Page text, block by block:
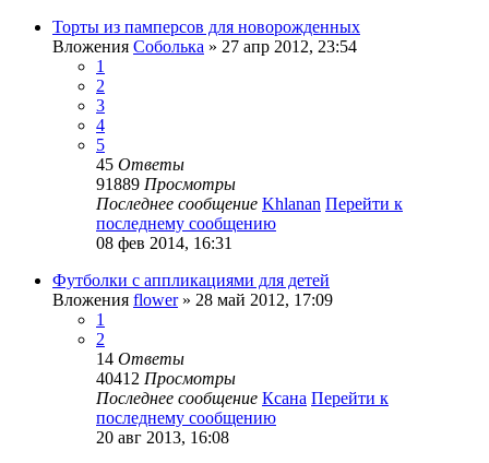
Торты из памперсов для новорожденных
Вложения Соболька » 27 апр 2012, 23:54
1
2
3
4
5
45 Ответы
91889 Просмотры
Последнее сообщение Khlanan Перейти к
последнему сообщению
08 фев 2014, 16:31
Футболки с аппликациями для детей
Вложения flower» 28 май 2012, 17:09
1
2
14 Ответы
40412 Просмотры
Последнее сообщение Ксана Перейти к
последнему сообщению
20 авг 2013, 16:08